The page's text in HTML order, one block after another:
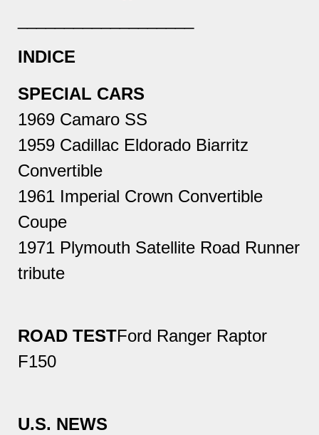
INDICE
SPECIAL CARS
1969 Camaro SS
1959 Cadillac Eldorado Biarritz
Convertible
1961 Imperial Crown Convertible
Coupe
1971 Plymouth Satellite Road Runner
tribute
ROAD TESTFord Ranger Raptor
F150
U.S. NEWS